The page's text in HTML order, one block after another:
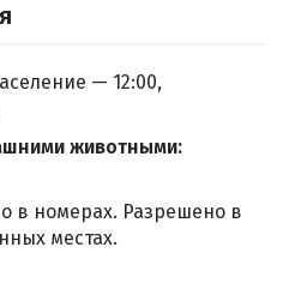
— 12:00,
животными:
в номерах. Разрешено в
местах.